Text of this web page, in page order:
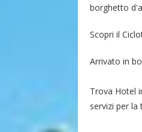
borghetto
Scopri il
Arrivato in
Trova Hotel
servizi per